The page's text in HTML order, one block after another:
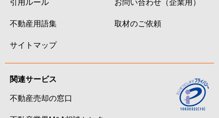
不動産用語集
サイトマップ
取材のご依頼
関連サービス
不動産売却の窓口